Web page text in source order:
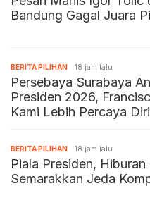
Bandung Gagal Juara
BERITA PILIHAN 18 jam lalu
Persebaya Surabaya
Presiden 2026,
Kami Lebih Percaya Diri
BERITA PILIHAN 18 jam lalu
Piala Presiden,
Semarakkan Jeda